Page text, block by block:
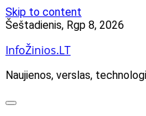
Skip to content
Šeštadienis, Rgp 8, 2026
InfoŽinios.LT
Naujienos, verslas,